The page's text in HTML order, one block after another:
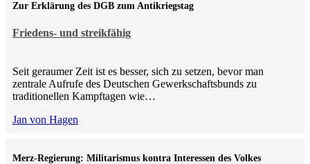
Friedens- und streikfähig
Zur Erklärung des DGB zum Antikriegstag
Seit geraumer Zeit ist es besser, sich zu setzen, bevor man
zentrale Aufrufe des Deutschen Gewerkschaftsbunds zu
traditionellen Kampftagen wie…
Jan von Hagen
Merz-Regierung: Militarismus kontra Inte­ressen des Volkes